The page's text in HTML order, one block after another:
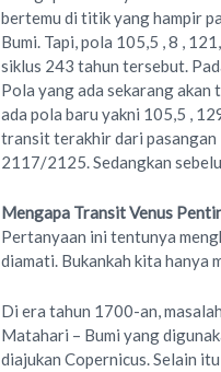
bertemu di titik yang hampir
Bumi. Tapi, pola 105,5 , 8 ,
siklus 243 tahun tersebut.
Pola yang ada sekarang akan
ada pola baru yakni 105,5 ,
transit terakhir dari
2117/2125. Sedangkan
Mengapa Transit Venus
Pertanyaan ini tentunya
diamati. Bukankah kita hanya
Di era tahun 1700-an,
Matahari – Bumi yang
diajukan Copernicus. Selain